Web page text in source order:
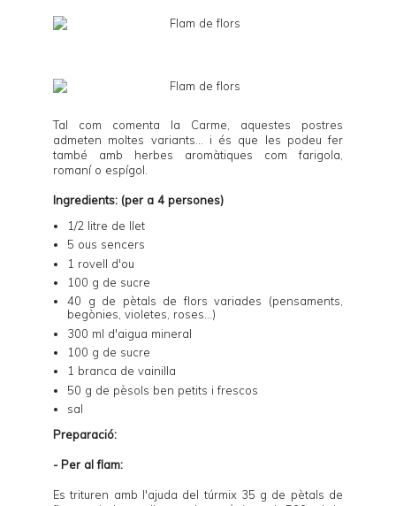
Tal com comenta la Carme, aquestes postres
admeten moltes variants... i és que les podeu fer
també amb herbes aromàtiques com farigola,
romaní o espígol.
Ingredients: (per a 4 persones)
1/2 litre de llet
5 ous sencers
1 rovell d'ou
100 g de sucre
40 g de pètals de flors variades (pensaments,
begònies, violetes, roses...)
300 ml d'aigua mineral
100 g de sucre
1 branca de vainilla
50 g de pèsols ben petits i frescos
sal
Preparació:
- Per al flam:
Es trituren amb l'ajuda del túrmix 35 g de pètals de